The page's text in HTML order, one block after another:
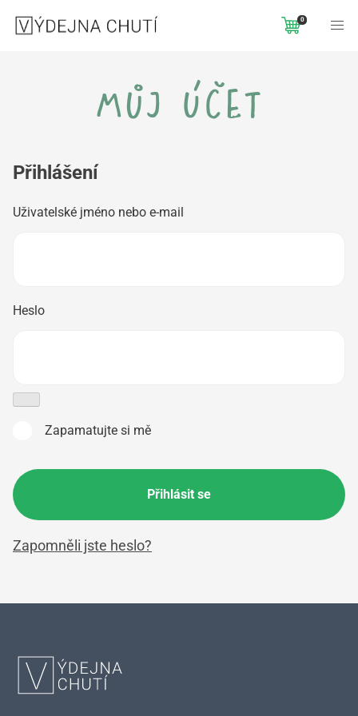
0
můj účet
Přihlášení
Uživatelské jméno nebo e-mail
Heslo
Zapamatujte si mě
Přihlásit se
Zapomněli jste heslo?